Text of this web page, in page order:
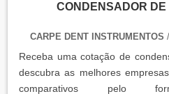
CONDENSADOR DE
CARPE DENT INSTRUMENTOS
Receba uma cotação de
descubra as melhores
comparativos pelo